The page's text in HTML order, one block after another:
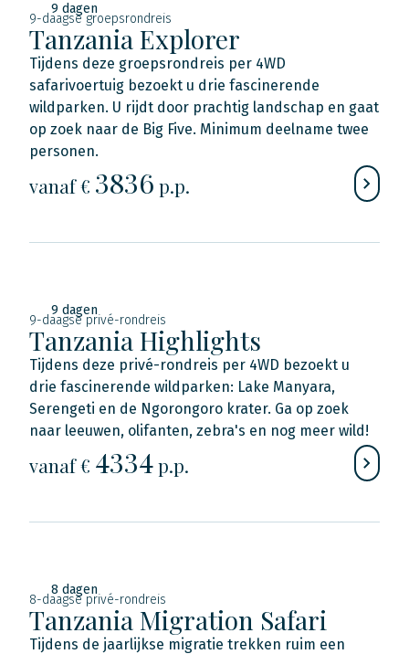
9 dagen
9-daagse groepsrondreis
Tanzania Explorer
Tijdens deze groepsrondreis per 4WD
safarivoertuig bezoekt u drie fascinerende
wildparken. U rijdt door prachtig landschap en gaat
op zoek naar de Big Five. Minimum deelname twee
personen.
vanaf € 3836 p.p.
9 dagen
9-daagse privé-rondreis
Tanzania Highlights
Tijdens deze privé-rondreis per 4WD bezoekt u
drie fascinerende wildparken: Lake Manyara,
Serengeti en de Ngorongoro krater. Ga op zoek
naar leeuwen, olifanten, zebra's en nog meer wild!
vanaf € 4334p.p.
8 dagen
8-daagse privé-rondreis
Tanzania Migration Safari
Tijdens de jaarlijkse migratie trekken ruim een